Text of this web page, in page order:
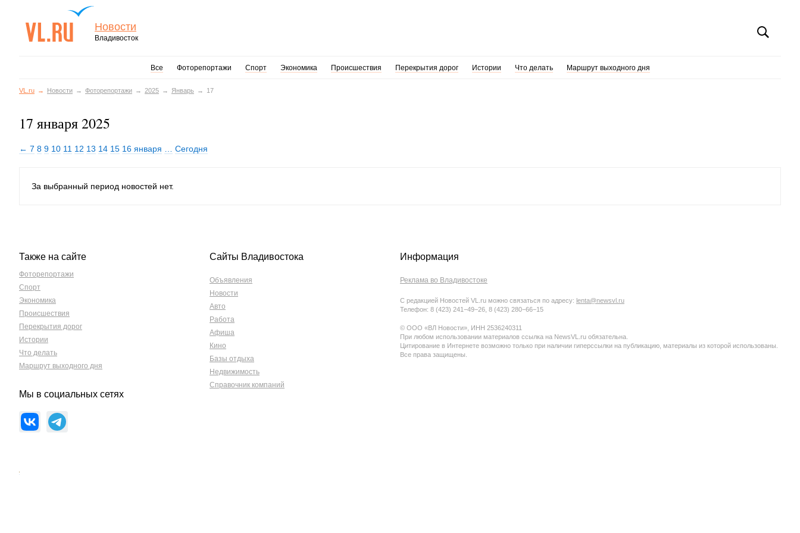
Новости
Владивосток
Все Фоторепортажи Спорт Экономика Происшествия Перекрытия дорог Истории Что делать Маршрут выходного дня
VL.ru Новости Фоторепортажи 2025 Январь 17
17 января 2025
← 7 8 9 10 11 12 13 14 15 16 января Сегодня
За выбранный период новостей нет.
Также на сайте
Фоторепортажи
Спорт
Экономика
Происшествия
Перекрытия дорог
Истории
Что делать
Маршрут выходного дня
Мы в социальных сетях
Сайты Владивостока
Объявления
Новости
Авто
Работа
Афиша
Кино
Базы отдыха
Недвижимость
Справочник компаний
Информация
Реклама во Владивостоке
С редакцией Новостей VL.ru можно связаться по адресу: lenta@newsvl.ru
Телефон: 8 (423) 241−49−26, 8 (423) 280−66−15
© ООО «ВЛ Новости», ИНН 2536240311
При любом использовании материалов ссылка на NewsVL.ru обязательна.
Цитирование в Интернете возможно только при наличии гиперссылки на публикацию, материалы из которой использованы.
Все права защищены.